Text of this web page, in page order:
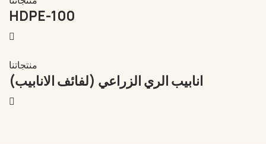
HDPE-100
منتجاتنا
انابيب الري الزراعي (لفائف الانابيب)